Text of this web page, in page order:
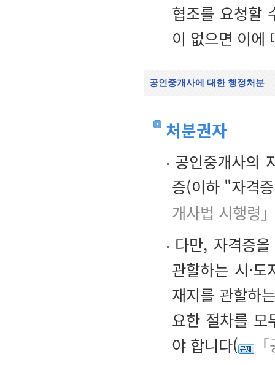
협조를 요청할
이 없으면 이에
공인중개사에 대한 행정처분
처분권자
공인중개사의
증(이하 "자격
개사법 시행령
다만, 자격증
관할하는 시·
재지를 관할하
요한 절차를 모
야 합니다(